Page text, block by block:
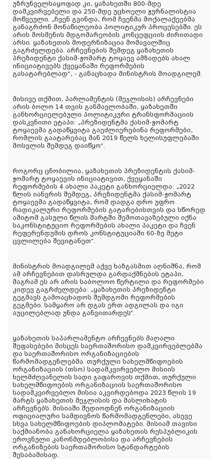
უზრუნველსაყოფად კი, ყაზახეთში 800-მდე
დამკვირვებელი და 250-მდე უცხოელი ჟურნალისტია
მოწვეული. „ჩვენ გვინდა, რომ ჩვენმა მოქალაქეებმა
განაგრძონ მონაწილეობა პოლიტიკურ პროცესებში. ეს
არის მოსმენის მდგომარეობის კონცეფციის ძირითადი
არსი. ყაზახეთის მოდერნიზაცია მომავალშიც
გაგრძელდება. არჩევნების შემდეგ ყაზახეთის
პრეზიდენტი ქასიმ-ჟომარტ ტოყაევ ამზადებს ახალ
ინიციატივებს ქვეყანაში რეფორმების
გასატარებლად“, - განაცხადა მინისტრის მოადგილემ.
მისივე თქმით, პარლამენტის (მეჯლისის) არჩევნები
არის ბოლო 14 თვის განმავლობაში, ყაზახეთში
განხორციელებული პოლიტიკური ტრანსფორმაციის
დასკვნითი ეტაპი: „პრეზიდენტმა ქასიმ-ჟომარტ
ტოყაევმა გადაწყვიტა გაეძლიერებინა რეფორმები,
რომლის გაატარებაც მან 2019 წელს ხელისუფლებაში
მოსვლის შემდეგ დაიწყო“.
როგორც ცნობილია, ყაზახეთის პრეზიდენტის ქასიმ-
ჟომარტ ტოყაევის ინიციატივით, ქვეყანაში
რეფორმების 4 ახალი პაკეტი განხორციელდა: „2022
წლის იანვრის შემდეგ, პრეზიდენტმა ქასიმ-ჟომარტ
ტოყაევმა გადაწყვიტა, რომ დადგა დრო უფრო
რადიკალური რეფორმების გატარებისთვის და სწორედ
ამიტომ გასული წლის მარტში შემოთავაზებული იქნა
საკონსტიტუციო რეფორმების ახალი პაკეტი და ჩვენ
რეფერენდუმის დროს კონსტიტუციაში 60-ზე მეტი
ცვლილება შევიტანეთ“.
მინისტრის მოადგილემ აქვე ხაზგასმით აღნიშნა, რომ
ამ არჩევნებით დასრულდა გარდაქმნების ეტაპი,
მაგრამ ეს არ არის საბოლოო წერტილი და რეფორმები
კიდევ გაგრძელდება: „ყაზახეთის პრეზიდენტი
გეგმავს გამოაცხადოს შემდგომი რეფორმების
გეგმები. სამყარო არ დგას ერთ ადგილას და იგი
აუცილებლად უნდა განვითარდეს“.
ყაზახეთის საპარლამენტო არჩევნებს მაღალი
შეფასებები მისცეს საერთაშორისო დამკვირვებლებმა
და საერთაშორისო ორგანიზაციების
წარმომადგენლებმა. თურქული სახელმწიფოების
ორგანიზაციის (თსო) სადამკვირვებლო მისიის
ხელმძღვანელის სადი ჯაფაროვის თქმით, თურქული
სახელმწიფოების ორგანიზაციის საერთაშორისო
სადამკვირვებლო მისია აკვირდებოდა 2023 წლის 19
მარტს ყაზახეთის მეჯლისის და მასლიხატის
არჩევნებს. მისიაში შედიოდნენ ორგანიზაციის
ოფიციალური სამდივნოს წარმომადგენლები, ასევე
სხვა სახელმწიფოების დიპლომატები. მისიამ თავისი
საქმიანობა განახორციელა ყაზახეთის რესპუბლიკის
ეროვნული კანონმდებლობისა და არჩევნების
ორგანიზების საერთაშორისო სტანდარტების
შესაბამისად.